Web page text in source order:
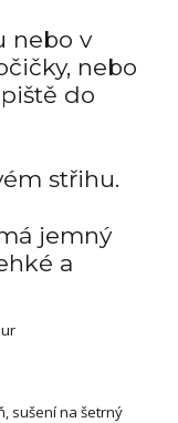
nebo v
nebo
do
střihu.
jemný
a
sušení na šetrný